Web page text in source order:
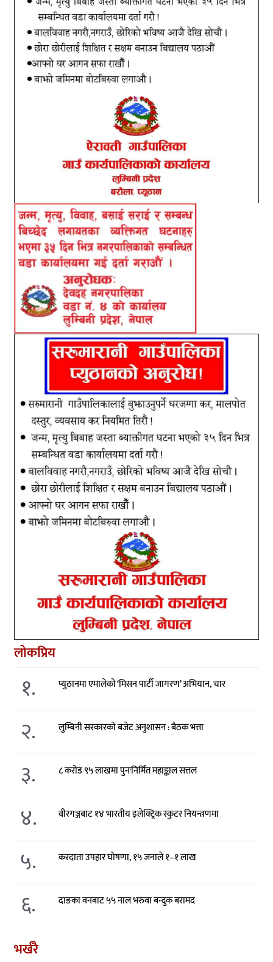
लोकप्रिय
१. प्युठानमा एमालेको ‘मिसन पार्टी जागरण’ अभियान, चार
२. लुम्बिनी सरकारको बजेट अनुशासन : बैठक भत्ता
३. ८ करोड ९५ लाखमा पुनःनिर्मित महाङ्काल सत्तल
४. वीरगञ्जबाट १४ भारतीय इलेक्ट्रिक स्कुटर नियन्त्रणमा
५. करदाता उपहार घोषणा, १५ जनाले १–१ लाख
६. दाङका वनबाट ५५ नाल भरुवा बन्दुक बरामद
भर्खरै